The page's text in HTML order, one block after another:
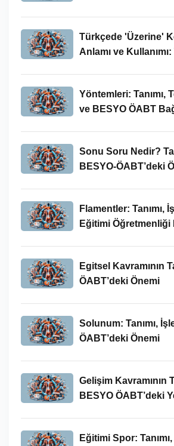
Türkçede 'Üzerine'
Anlamı ve Kullanımı:
Yöntemleri: Tanımı,
ve BESYO ÖABT
Sonu Soru Nedir?
BESYO-ÖABT’deki
Flamentler: Tanımı,
Eğitimi Öğretmenliği
Egitsel Kavramının
ÖABT’deki Önemi
Solunum: Tanımı,
ÖABT’deki Önemi
Gelişim Kavramının
BESYO ÖABT’deki
Eğitimi Spor: Tanımı,